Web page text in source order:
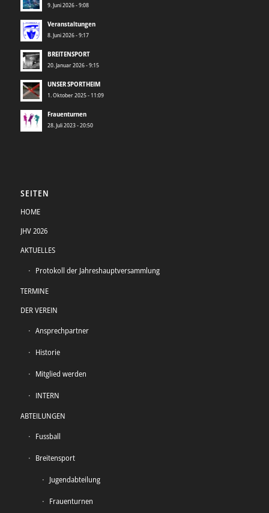
9. Juni 2026 - 9:08
Veranstaltungen
8. Juni 2026 - 9:17
BREITENSPORT
20. Januar 2026 - 9:15
UNSER SPORTHEIM
1. Oktober 2025 - 11:09
Frauenturnen
28. Juli 2023 - 20:50
SEITEN
HOME
JHV 2026
AKTUELLES
Protokoll der Jahreshauptversammlung
TERMINE
DER VEREIN
Ansprechpartner
Historie
Mitglied werden
INTERN
ABTEILUNGEN
Fussball
Breitensport
Jugendabteilung
Frauenturnen